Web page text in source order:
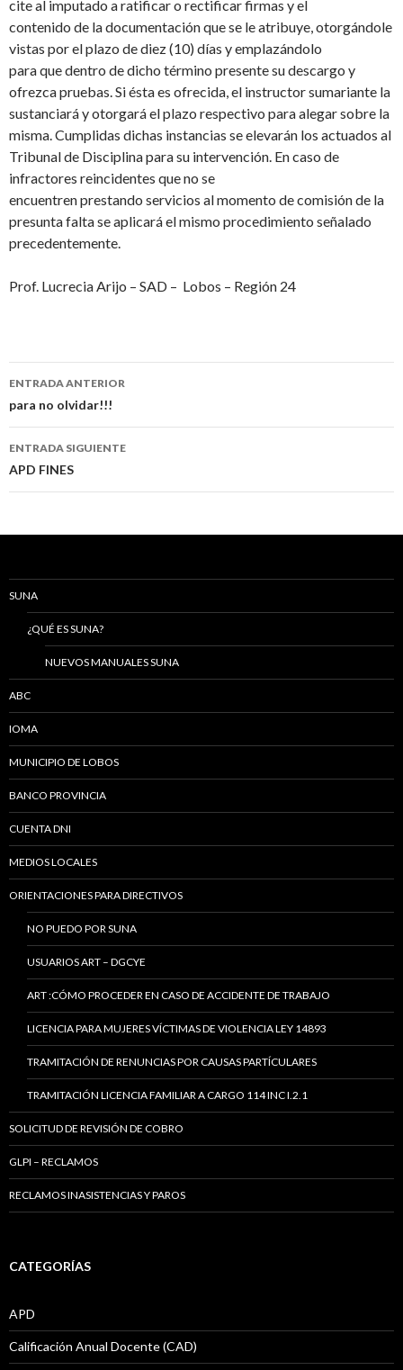
cite al imputado a ratificar o rectificar firmas y el
contenido de la documentación que se le atribuye, otorgándole
vistas por el plazo de diez (10) días y emplazándolo
para que dentro de dicho término presente su descargo y
ofrezca pruebas. Si ésta es ofrecida, el instructor sumariante la
sustanciará y otorgará el plazo respectivo para alegar sobre la
misma. Cumplidas dichas instancias se elevarán los actuados al
Tribunal de Disciplina para su intervención. En caso de
infractores reincidentes que no se
encuentren prestando servicios al momento de comisión de la
presunta falta se aplicará el mismo procedimiento señalado
precedentemente.
Prof. Lucrecia Arijo – SAD – Lobos – Región 24
Navegación
de
entradas
ENTRADA ANTERIOR
para no olvidar!!!
ENTRADA SIGUIENTE
APD FINES
SUNA
¿QUÉ ES SUNA?
NUEVOS MANUALES SUNA
ABC
IOMA
MUNICIPIO DE LOBOS
BANCO PROVINCIA
CUENTA DNI
MEDIOS LOCALES
ORIENTACIONES PARA DIRECTIVOS
NO PUEDO POR SUNA
USUARIOS ART – DGCYE
ART :CÓMO PROCEDER EN CASO DE ACCIDENTE DE TRABAJO
LICENCIA PARA MUJERES VÍCTIMAS DE VIOLENCIA LEY 14893
TRAMITACIÓN DE RENUNCIAS POR CAUSAS PARTÍCULARES
TRAMITACIÓN LICENCIA FAMILIAR A CARGO 114 INC I.2.1
SOLICITUD DE REVISIÓN DE COBRO
GLPI – RECLAMOS
RECLAMOS INASISTENCIAS Y PAROS
CATEGORÍAS
APD
Calificación Anual Docente (CAD)